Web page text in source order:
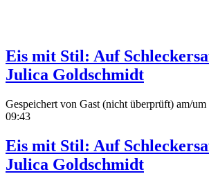
Eis mit Stil: Auf
Julica Goldschmidt
Gespeichert von Gast (nicht überprüft) am/
09:43
Eis mit Stil: Auf
Julica Goldschmidt